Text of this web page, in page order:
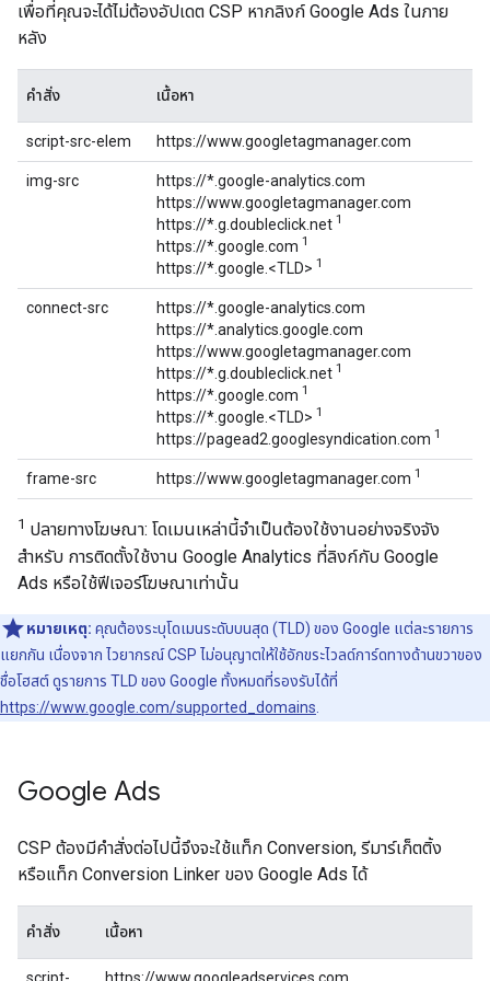
เพื่อที่คุณจะได้ไม่ต้องอัปเดต CSP หากลิงก์ Google Ads ในภาย
หลัง
คำสั่ง เนื้อหา
script-src-elem https://www.googletagmanager.com
img-src
https://*.google-analytics.com
https://www.googletagmanager.com
https://*.g.doubleclick.net 1
https://*.google.com 1
https://*.google.<TLD> 1
connect-src
https://*.google-analytics.com
https://*.analytics.google.com
https://www.googletagmanager.com
https://*.g.doubleclick.net 1
https://*.google.com 1
https://*.google.<TLD> 1
https://pagead2.googlesyndication.com 1
frame-src https://www.googletagmanager.com 1
1 ปลายทางโฆษณา: โดเมนเหล่านี้จำเป็นต้องใช้งานอย่างจริงจัง
สำหรับ การติดตั้งใช้งาน Google Analytics ที่ลิงก์กับ Google
Ads หรือใช้ฟีเจอร์โฆษณาเท่านั้น
หมายเหตุ: คุณต้องระบุโดเมนระดับบนสุด (TLD) ของ Google แต่ละรายการ
แยกกัน เนื่องจาก ไวยากรณ์ CSP ไม่อนุญาตให้ใช้อักขระไวลด์การ์ดทางด้านขวาของ
ชื่อโฮสต์ ดูรายการ TLD ของ Google ทั้งหมดที่รองรับได้ที่
https://www.google.com/supported_domains
Google Ads
CSP ต้องมีคําสั่งต่อไปนี้จึงจะใช้แท็ก Conversion, รีมาร์เก็ตติ้ง
หรือแท็ก Conversion Linker ของ Google Ads ได้
คำสั่ง เนื้อหา
script-
https://www.googleadservices.com